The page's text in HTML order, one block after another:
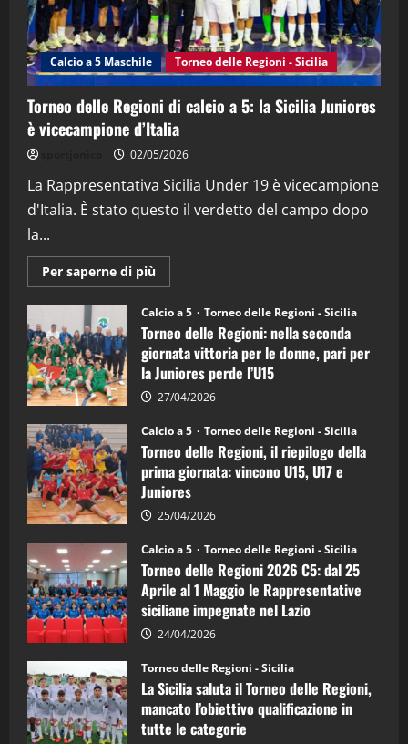
4
"SportEmpire" in Podcast Sport News
“SportEmpire” in Podcast: 27^ Puntata
(Martedi 14 Aprile 2026)
15/04/2026
"SportEmpire" in Podcast
“SportEmpire” in Podcast: 26^ Puntata
08/04/2026
Calcio a 5 Maschile Torneo delle Regioni - Sicilia
Torneo delle Regioni di calcio a 5: la Sicilia Juniores
è vicecampione d’Italia
02/05/2026
La Rappresentativa Sicilia Under 19 è vicecampione
d'Italia. È stato questo il verdetto del campo dopo
la...
Per saperne di più
informazioni
Torneo
delle
Regioni
di
calcio
a
5:
la
Juniores
è
vicecampione
d’Italia
Calcio a 5 Torneo delle Regioni - Sicilia
Torneo delle Regioni: nella seconda
giornata vittoria per le donne, pari per
la Juniores perde l’U15
27/04/2026
Calcio a 5 Torneo delle Regioni - Sicilia
Torneo delle Regioni, il riepilogo della
prima giornata: vincono U15, U17 e
Juniores
25/04/2026
Calcio a 5 Torneo delle Regioni - Sicilia
Torneo delle Regioni 2026 C5: dal 25
Aprile al 1 Maggio le Rappresentative
siciliane impegnate nel Lazio
24/04/2026
Torneo delle Regioni - Sicilia
La Sicilia saluta il Torneo delle Regioni,
mancato l’obiettivo qualificazione in
tutte le categorie